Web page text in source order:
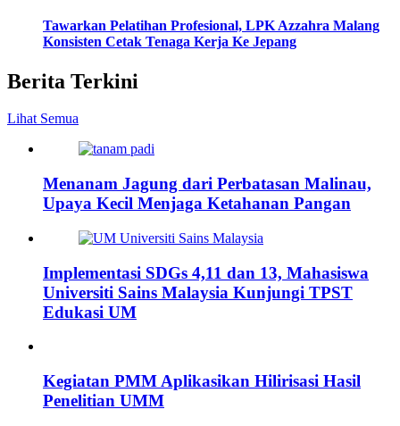
Tawarkan Pelatihan Profesional, LPK Azzahra Malang
Konsisten Cetak Tenaga Kerja Ke Jepang
Berita Terkini
Lihat Semua
Menanam Jagung dari Perbatasan Malinau,
Upaya Kecil Menjaga Ketahanan Pangan
Implementasi SDGs 4,11 dan 13, Mahasiswa
Universiti Sains Malaysia Kunjungi TPST
Edukasi UM
Kegiatan PMM Aplikasikan Hilirisasi Hasil
Penelitian UMM